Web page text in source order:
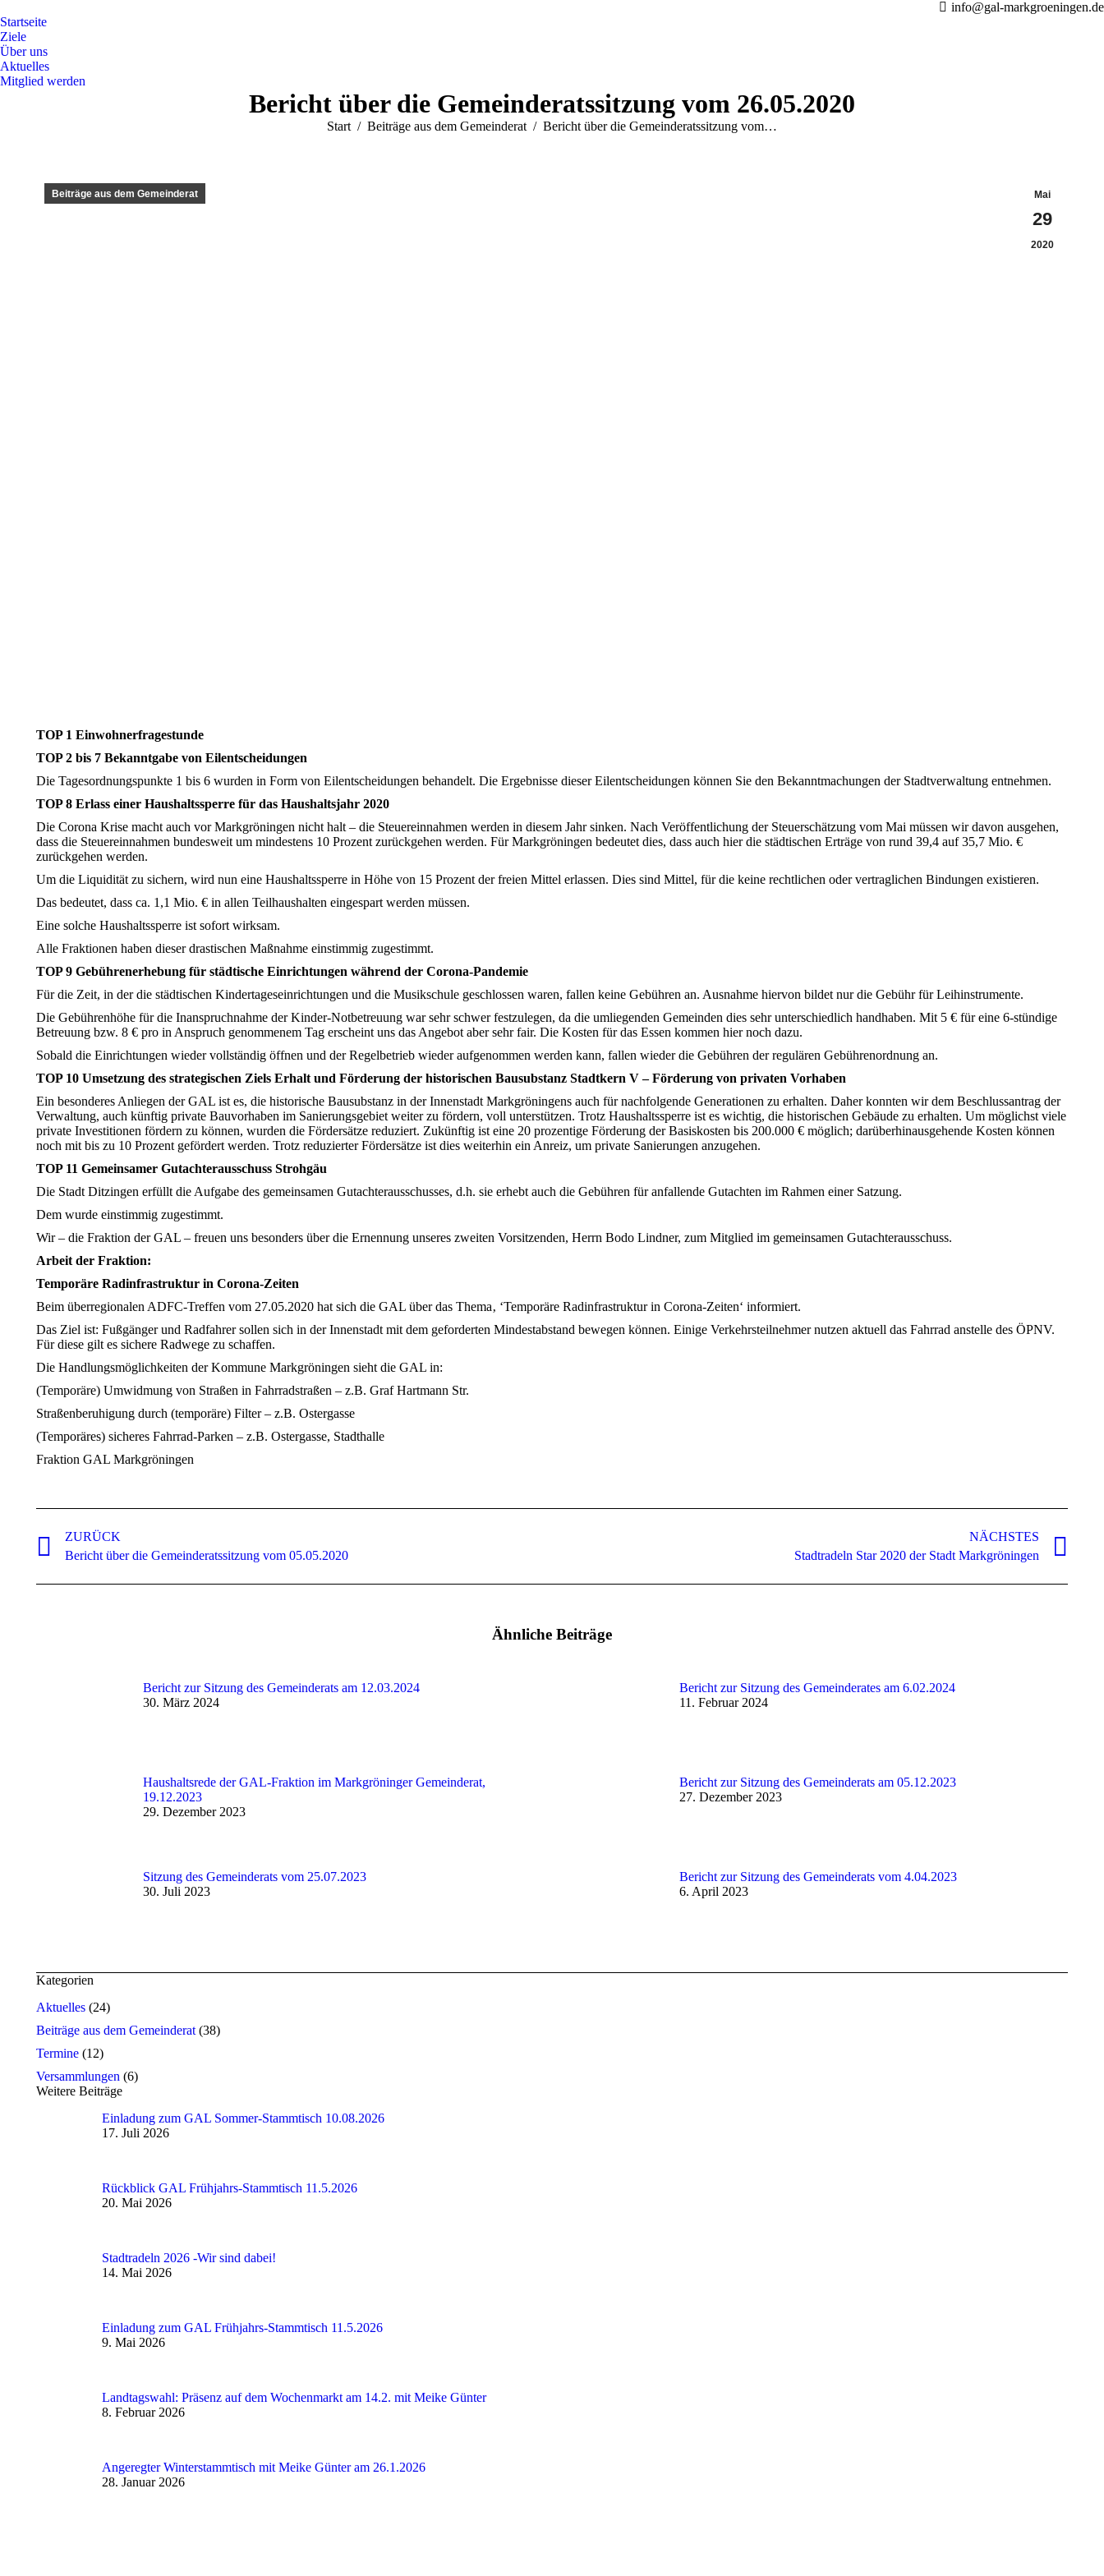
info@gal-markgroeningen.de
Startseite
Ziele
Über uns
Aktuelles
Mitglied werden
Bericht über die Gemeinderatssitzung vom 26.05.2020
Sie befinden sich hier:
Start Beiträge aus dem Gemeinderat Bericht über die Gemeinderatssitzung vom…
Mai
29
2020
Beiträge aus dem Gemeinderat
TOP 1 Einwohnerfragestunde
TOP 2 bis 7 Bekanntgabe von Eilentscheidungen
Die Tagesordnungspunkte 1 bis 6 wurden in Form von Eilentscheidungen behandelt. Die Ergebnisse dieser Eilentscheidungen können Sie den Bekanntmachungen der Stadtverwaltung entnehmen.
TOP 8 Erlass einer Haushaltssperre für das Haushaltsjahr 2020
Die Corona Krise macht auch vor Markgröningen nicht halt – die Steuereinnahmen werden in diesem Jahr sinken. Nach Veröffentlichung der Steuerschätzung vom Mai müssen wir davon ausgehen,
dass die Steuereinnahmen bundesweit um mindestens 10 Prozent zurückgehen werden. Für Markgröningen bedeutet dies, dass auch hier die städtischen Erträge von rund 39,4 auf 35,7 Mio. €
zurückgehen werden.
Um die Liquidität zu sichern, wird nun eine Haushaltssperre in Höhe von 15 Prozent der freien Mittel erlassen. Dies sind Mittel, für die keine rechtlichen oder vertraglichen Bindungen existieren.
Das bedeutet, dass ca. 1,1 Mio. € in allen Teilhaushalten eingespart werden müssen.
Eine solche Haushaltssperre ist sofort wirksam.
Alle Fraktionen haben dieser drastischen Maßnahme einstimmig zugestimmt.
TOP 9 Gebührenerhebung für städtische Einrichtungen während der Corona-Pandemie
Für die Zeit, in der die städtischen Kindertageseinrichtungen und die Musikschule geschlossen waren, fallen keine Gebühren an. Ausnahme hiervon bildet nur die Gebühr für Leihinstrumente.
Die Gebührenhöhe für die Inanspruchnahme der Kinder-Notbetreuung war sehr schwer festzulegen, da die umliegenden Gemeinden dies sehr unterschiedlich handhaben. Mit 5 € für eine 6-stündige
Betreuung bzw. 8 € pro in Anspruch genommenem Tag erscheint uns das Angebot aber sehr fair. Die Kosten für das Essen kommen hier noch dazu.
Sobald die Einrichtungen wieder vollständig öffnen und der Regelbetrieb wieder aufgenommen werden kann, fallen wieder die Gebühren der regulären Gebührenordnung an.
TOP 10 Umsetzung des strategischen Ziels Erhalt und Förderung der historischen Bausubstanz Stadtkern V – Förderung von privaten Vorhaben
Ein besonderes Anliegen der GAL ist es, die historische Bausubstanz in der Innenstadt Markgröningens auch für nachfolgende Generationen zu erhalten. Daher konnten wir dem Beschlussantrag der
Verwaltung, auch künftig private Bauvorhaben im Sanierungsgebiet weiter zu fördern, voll unterstützen. Trotz Haushaltssperre ist es wichtig, die historischen Gebäude zu erhalten. Um möglichst viele
private Investitionen fördern zu können, wurden die Fördersätze reduziert. Zukünftig ist eine 20 prozentige Förderung der Basiskosten bis 200.000 € möglich; darüber­hinausgehende Kosten können
noch mit bis zu 10 Prozent gefördert werden. Trotz reduzierter Fördersätze ist dies weiterhin ein Anreiz, um private Sanierungen anzugehen.
TOP 11 Gemeinsamer Gutachterausschuss Strohgäu
Die Stadt Ditzingen erfüllt die Aufgabe des gemeinsamen Gutachterausschusses, d.h. sie erhebt auch die Gebühren für anfallende Gutachten im Rahmen einer Satzung.
Dem wurde einstimmig zugestimmt.
Wir – die Fraktion der GAL – freuen uns besonders über die Ernennung unseres zweiten Vorsitzenden, Herrn Bodo Lindner, zum Mitglied im gemeinsamen Gutachterausschuss.
Arbeit der Fraktion:
Temporäre Radinfrastruktur in Corona-Zeiten
Beim überregionalen ADFC-Treffen vom 27.05.2020 hat sich die GAL über das Thema‚ ‘Temporäre Radinfrastruktur in Corona-Zeiten‘ informiert.
Das Ziel ist: Fußgänger und Radfahrer sollen sich in der Innenstadt mit dem geforderten Mindestabstand bewegen können. Einige Verkehrsteilnehmer nutzen aktuell das Fahrrad anstelle des ÖPNV.
Für diese gilt es sichere Radwege zu schaffen.
Die Handlungsmöglichkeiten der Kommune Markgröningen sieht die GAL in:
(Temporäre) Umwidmung von Straßen in Fahrradstraßen – z.B. Graf Hartmann Str.
Straßenberuhigung durch (temporäre) Filter – z.B. Ostergasse
(Temporäres) sicheres Fahrrad-Parken – z.B. Ostergasse, Stadthalle
Fraktion GAL Markgröningen
ZURÜCK
Vorheriger
Bericht über die Gemeinderatssitzung vom 05.05.2020
NÄCHSTES
Stadtradeln Star 2020 der Stadt Markgröningen
Ähnliche Beiträge
Bericht zur Sitzung des Gemeinderats am 12.03.2024
30. März 2024
Bericht zur Sitzung des Gemeinderates am 6.02.2024
11. Februar 2024
Haushaltsrede der GAL-Fraktion im Markgröninger Gemeinderat,
19.12.2023
29. Dezember 2023
Bericht zur Sitzung des Gemeinderats am 05.12.2023
27. Dezember 2023
Sitzung des Gemeinderats vom 25.07.2023
30. Juli 2023
Bericht zur Sitzung des Gemeinderats vom 4.04.2023
6. April 2023
Kategorien
Aktuelles (24)
Beiträge aus dem Gemeinderat (38)
Termine (12)
Versammlungen (6)
Weitere Beiträge
Einladung zum GAL Sommer-Stammtisch 10.08.2026
17. Juli 2026
Rückblick GAL Frühjahrs-Stammtisch 11.5.2026
20. Mai 2026
Stadtradeln 2026 -Wir sind dabei!
14. Mai 2026
Einladung zum GAL Frühjahrs-Stammtisch 11.5.2026
9. Mai 2026
Landtagswahl: Präsenz auf dem Wochenmarkt am 14.2. mit Meike Günter
8. Februar 2026
Angeregter Winterstammtisch mit Meike Günter am 26.1.2026
28. Januar 2026